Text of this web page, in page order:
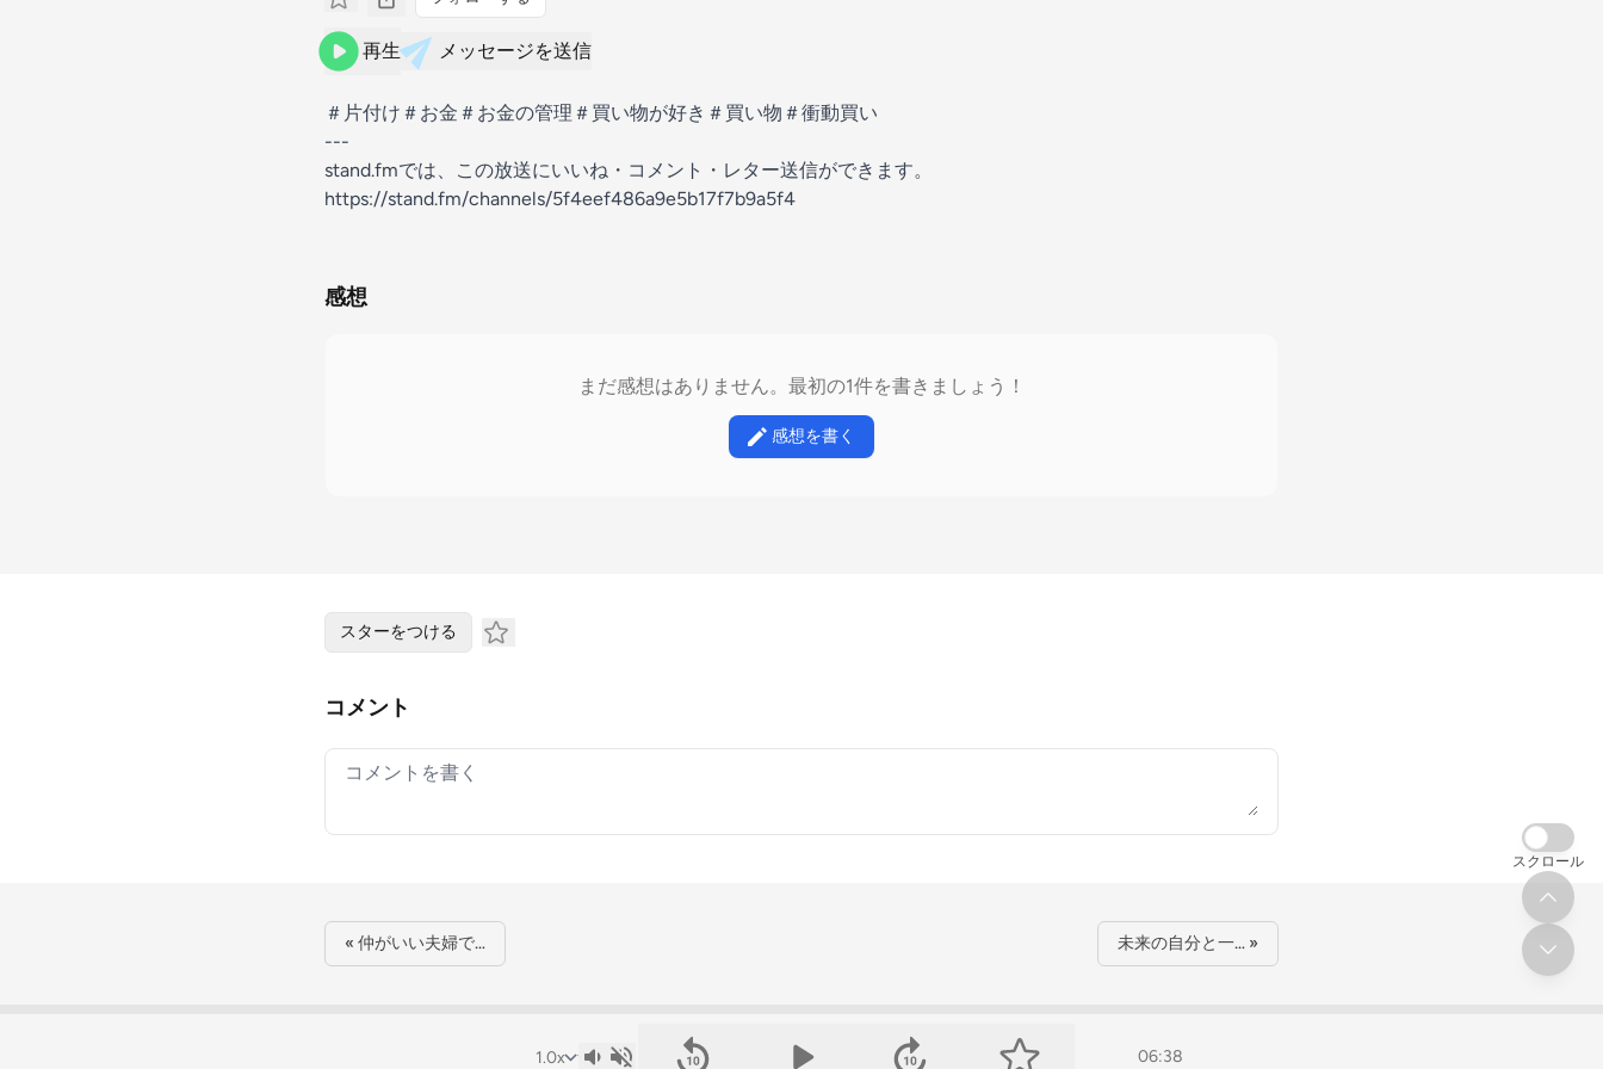
再生 メッセージを送信
＃片付け＃お金＃お金の管理＃買い物が好き＃買い物＃衝動買い
---
stand.fmでは、この放送にいいね・コメント・レター送信ができます。
https://stand.fm/channels/5f4eef486a9e5b17f7b9a5f4
感想
まだ感想はありません。最初の1件を書きましょう！
感想を書く
06:38
スターをつける
コメント
Your comment
« 仲がいい夫婦で… 未来の自分と一… »
スクロール